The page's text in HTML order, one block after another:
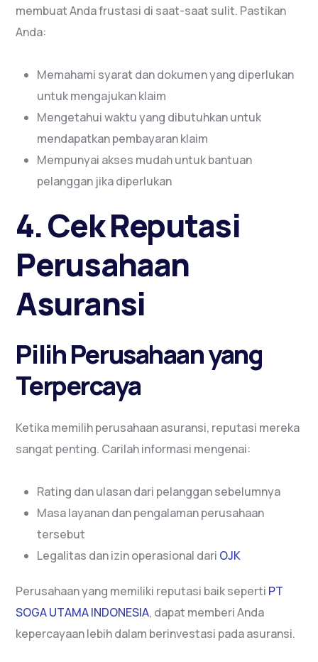
membuat Anda frustasi di saat-saat sulit. Pastikan
Anda:
Memahami syarat dan dokumen yang diperlukan
untuk mengajukan klaim
Mengetahui waktu yang dibutuhkan untuk
mendapatkan pembayaran klaim
Mempunyai akses mudah untuk bantuan
pelanggan jika diperlukan
4. Cek Reputasi
Perusahaan
Asuransi
Pilih Perusahaan yang
Terpercaya
Ketika memilih perusahaan asuransi, reputasi mereka
sangat penting. Carilah informasi mengenai:
Rating dan ulasan dari pelanggan sebelumnya
Masa layanan dan pengalaman perusahaan
tersebut
Legalitas dan izin operasional dari OJK
Perusahaan yang memiliki reputasi baik seperti PT
SOGA UTAMA INDONESIA, dapat memberi Anda
kepercayaan lebih dalam berinvestasi pada asuransi.